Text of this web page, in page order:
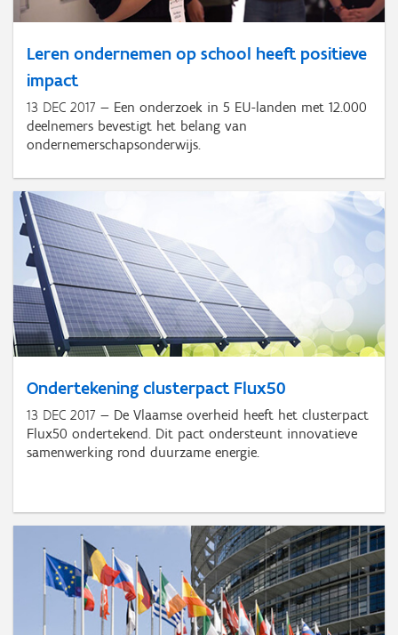
Leren ondernemen op school heeft positieve
impact
13 DEC 2017
Een onderzoek in 5 EU-landen met 12.000
deelnemers bevestigt het belang van
ondernemerschapsonderwijs.
Ondertekening clusterpact Flux50
13 DEC 2017
De Vlaamse overheid heeft het clusterpact
Flux50 ondertekend. Dit pact ondersteunt innovatieve
samenwerking rond duurzame energie.